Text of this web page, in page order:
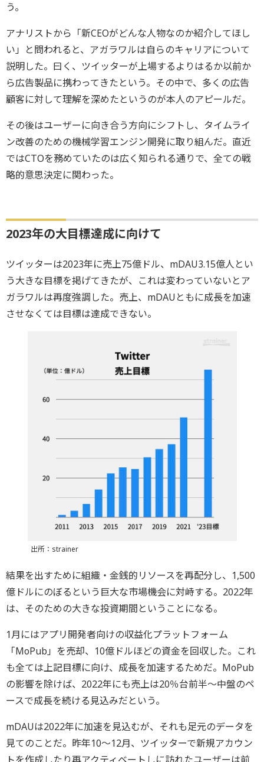
う。
アナリストから「新CEOがどんな人物なのか紹介してほし
い」と問われると、アガラワルは自らのキャリアについて
説明した。曰く、ツイッターが上場するよりはるか以前か
ら広告製品に携わってきたという。その中で、多くの広告
顧客に対して理解を深めたというのが本人のアピールだ。
その後はユーザーに向き合う方向にシフトし、タイムライ
ン改善のための機械学習エンジン開発に取り組んだ。直近
ではCTOを務めていたのは広く知られる通りで、全ての戦
略的意思決定に関わった。
2023年の大目標達成に向けて
ツイッターは2023年に売上75億ドル、mDAU3.15億人とい
う大きな目標を掲げてきたが、これは変わっていないとア
ガラワルは再度強調した。売上、mDAUともに成長を加速
させなくては目標は達成できない。
出所：strainer
結果を出すために組織・金銭的リソースを再配分し、1,500
億ドルにのぼるという巨大な市場機会に対峙する。2022年
は、そのための大きな投資期間ということになる。
1月にはアプリ開発者向けの収益化プラットフォーム
「MoPub」を売却、10億ドルほどの資金を回収した。これ
も全ては上記目標に向け、成長を加速するためだ。MoPub
の影響を除けば、2022年にも売上は20％台前半〜中盤のペ
ースで成長を続ける見込みだという。
mDAUは2022年に加速を見込むが、それも足元のデータを
見てのことだ。昨年10〜12月、ツイッターで新規アカウン